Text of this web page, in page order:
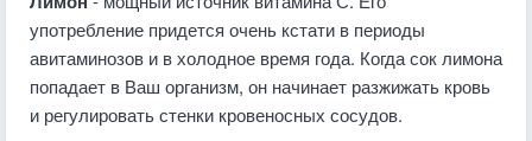
употребление придется очень кстати в периоды
авитаминозов и в холодное время года. Когда сок лимона
попадает в Ваш организм, он начинает разжижать кровь
и регулировать стенки кровеносных сосудов.